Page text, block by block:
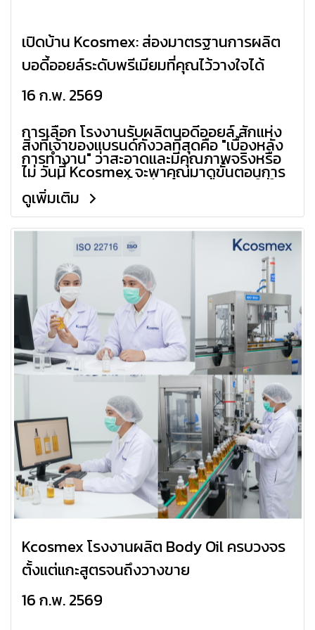
เปิดบ้าน Kcosmex: ส่องมาตรฐานการผลิต
บอดี้ออยล์ระดับพรีเมียมที่คุณไว้วางใจได้
16 ก.พ. 2569
การเลือก โรงงานรับผลิตบอดี้ออยล์ สักแห่ง
สิ่งที่เจ้าของแบรนด์กังวลที่สุดคือ "เบื้องหลัง
การทำงาน" ว่าสะอาดและมีคุณภาพจริงหรือ
ไม่ วันนี้ Kcosmex จะพาคุณมาดูขั้นตอนการ
ผลิตที่ผสมผสานทั้งนวัตกรรมและความใส่ใจ
เพื่อให้ได้ Body Oil ที่ดีที่สุดสำหรับแบรนด์
ของคุณ
ดูเพิ่มเติม
Kcosmex โรงงานผลิต Body Oil ครบวงจร
ตั้งแต่แกะสูตรจนถึงวางขาย
16 ก.พ. 2569